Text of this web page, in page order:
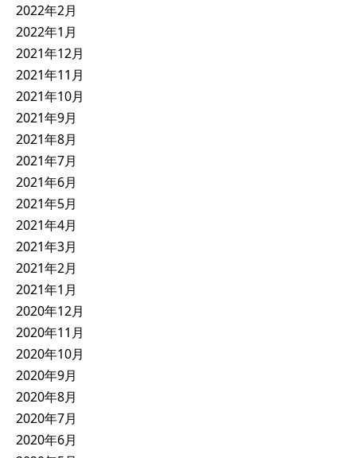
2022年2月
2022年1月
2021年12月
2021年11月
2021年10月
2021年9月
2021年8月
2021年7月
2021年6月
2021年5月
2021年4月
2021年3月
2021年2月
2021年1月
2020年12月
2020年11月
2020年10月
2020年9月
2020年8月
2020年7月
2020年6月